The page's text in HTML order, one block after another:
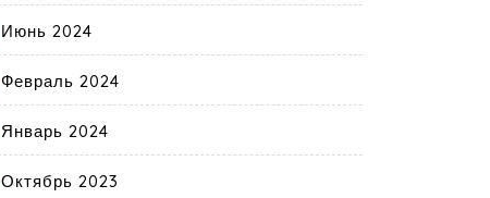
Июнь 2024
Февраль 2024
Январь 2024
Октябрь 2023